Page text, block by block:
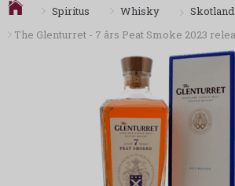
Spiritus Whisky
Skotland
The Glenturret - 7 års Peat Smoke 2023